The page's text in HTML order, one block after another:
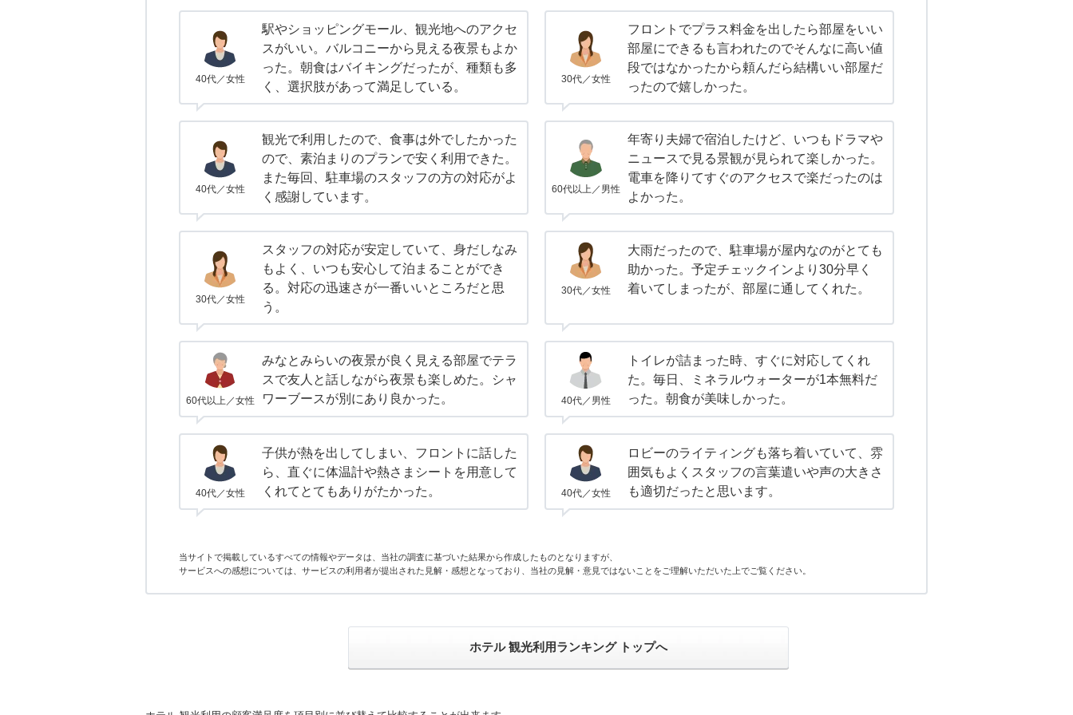
40代／女性
駅やショッピングモール、観光地へのアクセ
スがいい。バルコニーから見える夜景もよか
った。朝食はバイキングだったが、種類も多
く、選択肢があって満足している。
30代／女性
フロントでプラス料金を出したら部屋をいい
部屋にできるも言われたのでそんなに高い値
段ではなかったから頼んだら結構いい部屋だ
ったので嬉しかった。
40代／女性
観光で利用したので、食事は外でしたかった
ので、素泊まりのプランで安く利用できた。
また毎回、駐車場のスタッフの方の対応がよ
く感謝しています。
60代以上／男性
年寄り夫婦で宿泊したけど、いつもドラマや
ニュースで見る景観が見られて楽しかった。
電車を降りてすぐのアクセスで楽だったのは
よかった。
30代／女性
スタッフの対応が安定していて、身だしなみ
もよく、いつも安心して泊まることができ
る。対応の迅速さが一番いいところだと思
う。
30代／女性
大雨だったので、駐車場が屋内なのがとても
助かった。予定チェックインより30分早く
着いてしまったが、部屋に通してくれた。
60代以上／女性
みなとみらいの夜景が良く見える部屋でテラ
スで友人と話しながら夜景も楽しめた。シャ
ワーブースが別にあり良かった。
40代／男性
トイレが詰まった時、すぐに対応してくれ
た。毎日、ミネラルウォーターが1本無料だ
った。朝食が美味しかった。
40代／女性
子供が熱を出してしまい、フロントに話した
ら、直ぐに体温計や熱さまシートを用意して
くれてとてもありがたかった。
40代／女性
ロビーのライティングも落ち着いていて、雰
囲気もよくスタッフの言葉遣いや声の大きさ
も適切だったと思います。
当サイトで掲載しているすべての情報やデータは、当社の調査に基づいた結果から作成したものとなりますが、
サービスへの感想については、サービスの利用者が提出された見解・感想となっており、当社の見解・意見ではないことをご理解いただいた上でご覧ください。
ホテル 観光利用ランキング トップへ